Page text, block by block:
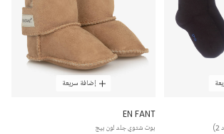
إضافة سريعة
EN FANT
بوت شتوي جلد لون بيج